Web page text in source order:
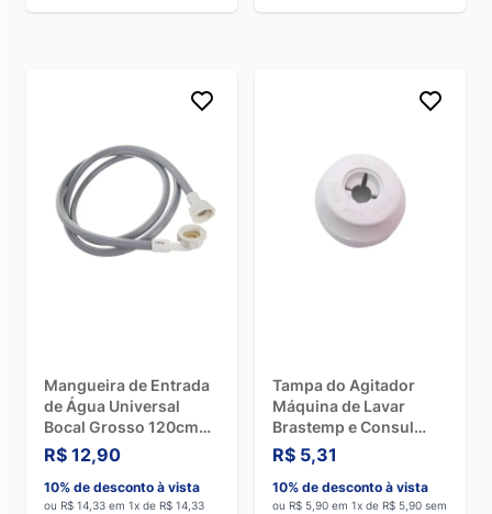
Mangueira de Entrada
de Água Universal
Bocal Grosso 120cm
Afa 372309120
R$ 12,90
10% de desconto à vista
ou R$ 14,33 em 1x de R$ 14,33
Tampa do Agitador
Máquina de Lavar
Brastemp e Consul
W10442975
R$ 5,31
10% de desconto à vista
ou R$ 5,90 em 1x de R$ 5,90 sem